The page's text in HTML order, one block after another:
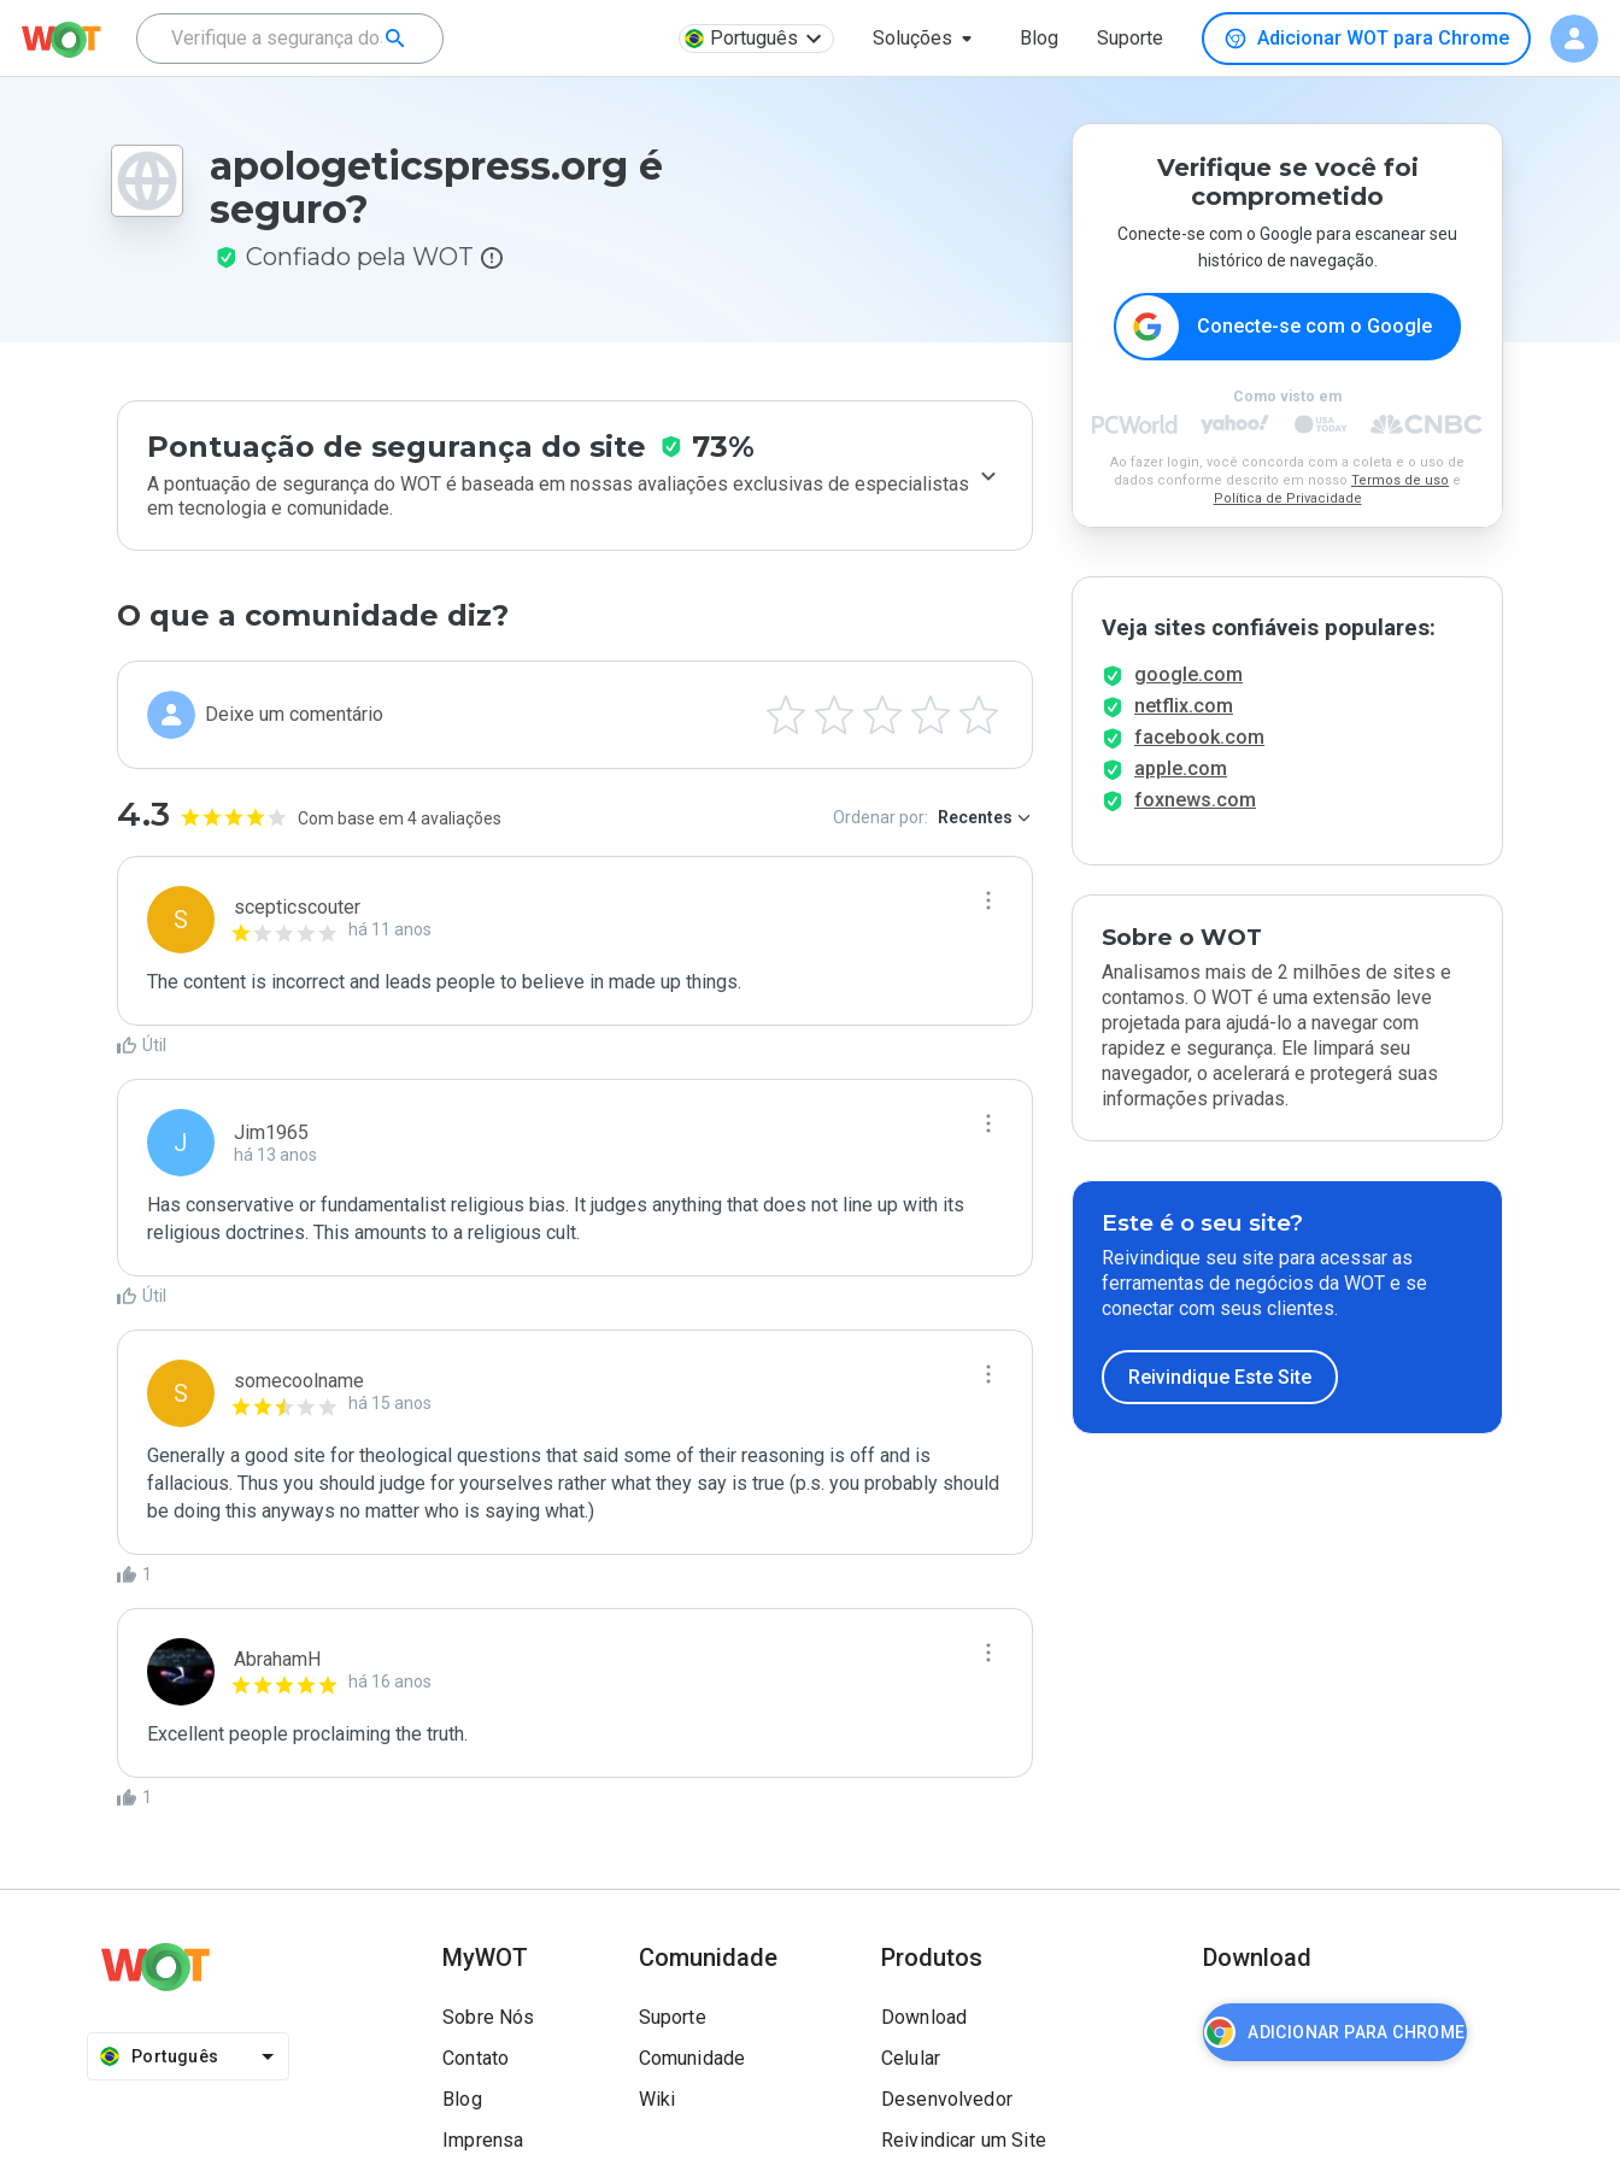
Português Soluções Blog Suporte Adicionar WOT para Chrome
apologeticspress.org é
seguro?
Confiado pela WOT
Pontuação de segurança do site 73%
A pontuação de segurança do WOT é baseada em nossas avaliações exclusivas de especialistas
em tecnologia e comunidade.
O que a comunidade diz?
Deixe um comentário
4.3 Com base em 4 avaliações Ordenar por: Recentes
S scepticscouter
há 11 anos
The content is incorrect and leads people to believe in made up things.
Útil
J Jim1965
há 13 anos
Has conservative or fundamentalist religious bias. It judges anything that does not line up with its
religious doctrines. This amounts to a religious cult.
Útil
S somecoolname
há 15 anos
Generally a good site for theological questions that said some of their reasoning is off and is
fallacious. Thus you should judge for yourselves rather what they say is true (p.s. you probably should
be doing this anyways no matter who is saying what.)
1
AbrahamH
há 16 anos
Excellent people proclaiming the truth.
1
Verifique se você foi
comprometido
Conecte-se com o Google para escanear seu
histórico de navegação.
Conecte-se com o Google
Como visto em
Ao fazer login, você concorda com a coleta e o uso de
dados conforme descrito em nosso Termos de uso e
Política de Privacidade
Veja sites confiáveis populares:
google.com
netflix.com
facebook.com
apple.com
foxnews.com
Sobre o WOT
Analisamos mais de 2 milhões de sites e
contamos. O WOT é uma extensão leve
projetada para ajudá-lo a navegar com
rapidez e segurança. Ele limpará seu
navegador, o acelerará e protegerá suas
informações privadas.
Este é o seu site?
Reivindique seu site para acessar as
ferramentas de negócios da WOT e se
conectar com seus clientes.
Reivindique Este Site
Português
MyWOT
Sobre Nós
Contato
Blog
Imprensa
Comunidade
Suporte
Comunidade
Wiki
Produtos
Download
Celular
Desenvolvedor
Reivindicar um Site
Download
ADICIONAR PARA CHROME